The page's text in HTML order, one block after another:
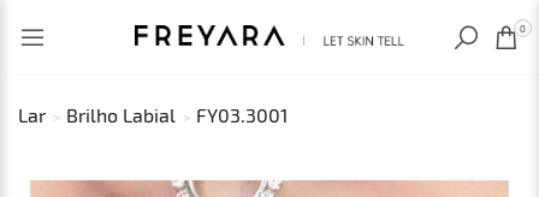
BRL
RECENTLY VIEWED 0
Lar Brilho Labial FY03.3001